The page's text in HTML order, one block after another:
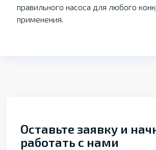
правильного насоса для любого
применения.
Оставьте заявку и
работать с нами